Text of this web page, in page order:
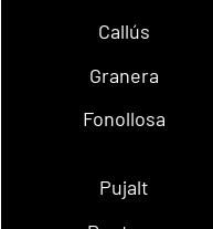
Callús
Granera
Fonollosa
Pujalt